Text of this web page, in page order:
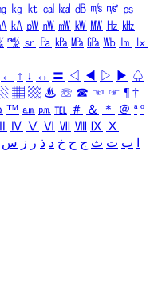
㎏ ㏏ ㎈ ㎉ ㏈ ㎧ ㎨ ㎰
㎄ ㎺ ㎻ ㎽ ㎾ ㎿ ㎐ ㎑
㎯ ㏛ ㎩ ㎪ ㎫ ㎬ ㏝ ㏐
㏓
← ↑ ↓ ↔ 〓 ◁ ◀ ▷ ▶ ♤
▦ ▩ ♨ ☏ ☎ ☜ ☞ ¶ †
™ ㏂ ㏘ ℡ ＃ ＆ ＊ ＠ ª º
Ⅳ Ⅴ Ⅵ Ⅶ Ⅷ Ⅸ Ⅹ
ب ت ث ج ح خ د ذ ر ز س